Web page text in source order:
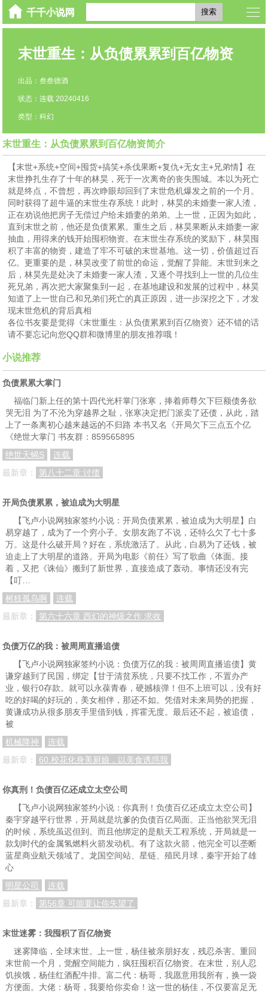
搜索
末世重生：从负债累累到百亿物资
出品：叁叁德酒
状态：连载 20240416
类型：科幻
末世重生：从负债累累到百亿物资简介
【末世+系统+空间+囤货+搞笑+杀伐果断+复仇+无女主+兄弟情】在
末世挣扎生存了十年的林昊，死于一次离奇的丧失围城。本以为死亡
就是终点，不曾想，再次睁眼却回到了末世危机爆发之前的一个月。
同时获得了超牛逼的末世生存系统！此时，林昊的未婚妻一家人渣，
正在劝说他把房子无偿过户给未婚妻的弟弟。上一世，正因为如此，
直到末世之前，他还是负债累累。重生之后，林昊果断从未婚妻一家
抽血，用得来的钱开始囤积物资。在末世生存系统的奖励下，林昊囤
积了丰富的物资，建造了牢不可破的末世基地。这一切，价值超过百
亿。更重要的是，林昊改变了前世的命运，觉醒了异能。末世到来之
后，林昊先是处决了未婚妻一家人渣，又逐个寻找到上一世的几位生
死兄弟，再次把大家聚集到一起，在基地建设和发展的过程中，林昊
知道了上一世自己和兄弟们死亡的真正原因，进一步深挖之下，才发
现末世危机的背后真相
各位书友要是觉得《末世重生：从负债累累到百亿物资》还不错的话
请不要忘记向您QQ群和微博里的朋友推荐哦！
小说推荐
负债累累大掌门
福临门新上任的第十四代光杆掌门张寒，捧着师尊欠下巨额债务欲
哭无泪 为了不沦为穿越界之耻，张寒决定把门派卖了还债，从此，踏
上了一条离初心越来越远的不归路 本书又名《开局欠下三点五个亿
《绝世大掌门 书友群：859565895
绝世天蝎S
连载
最新章：
第八十二章:讨债
开局负债累累，被迫成为大明星
【飞卢小说网独家签约小说：开局负债累累，被迫成为大明星】白
易穿越了，成为了一个穷小子。女朋友跑了不说，还特么欠了七十多
万。这是什么破开局？好在，系统激活了。从此，白易为了还钱，被
迫走上了大明星的道路。开局为电影《前任》写了歌曲《体面。接
着，又把《诛仙》搬到了新世界，直接造成了轰动。事情还没有完
【叮…
树枝孤鸟啊
连载
最新章：
第六十六章 西幻的神级之作 求收
负债万亿的我：被周周直播追债
【飞卢小说网独家签约小说：负债万亿的我：被周周直播追债】黄
谦穿越到了民国，绑定【甘于清贫系统，只要不找工作，不置办产
业，银行0存款。就可以永葆青春，硬撼核弹！但不上班可以，没有好
吃的好喝的好玩的，美女相伴，那还不如。凭借对未来局势的把握，
黄谦成功从很多朋友手里借到钱，挥霍无度。最后还不起，被追债，
被
机械降神
连载
最新章：
60.校花化身美厨娘，以美食诱惑我
你真刑！负债百亿还成立太空公司
【飞卢小说网独家签约小说：你真刑！负债百亿还成立太空公司】
秦宇穿越平行世界，开局就是坑爹的负债百亿局面。正当他欲哭无泪
的时候，系统虽迟但到。而且他绑定的是航天工程系统，开局就是一
款划时代的金属氢燃料火箭发动机。有了这款火箭，他完全可以垄断
蓝星商业航天领域了。龙国空间站、星链、殖民月球，秦宇开始了雄
心
明星公司
连载
最新章：
第56章 可能要让你失望了
末世迷雾：我囤积了百亿物资
迷雾降临，全球末世。上一世，杨佳被亲朋好友，残忍杀害。重回
末世前一个月，觉醒空间能力，疯狂囤积百亿物资。在末世，别人忍
饥挨饿，杨佳红酒配牛排。富二代：杨哥，我愿意用我所有，换一袋
方便面。大佬：杨哥，我要给你卖命！这一世的杨佳，不仅要富足无